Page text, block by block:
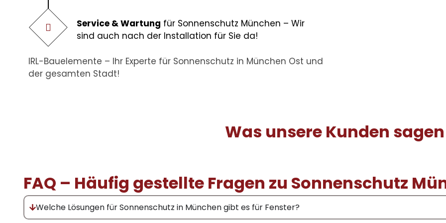
Service & Wartung für Sonnenschutz München – Wir
sind auch nach der Installation für Sie da!
IRL-Bauelemente – Ihr Experte für Sonnenschutz in München Ost und
der gesamten Stadt!
Was unsere Kunden sagen
FAQ – Häufig gestellte Fragen zu Sonnenschutz
Welche Lösungen für Sonnenschutz in München gibt es für Fenster?